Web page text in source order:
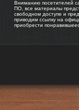
Вниманию посетителей
ПО, все материалы
свободном доступе и
приводим ссылку на
приобрести